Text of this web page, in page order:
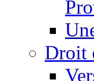
Droit